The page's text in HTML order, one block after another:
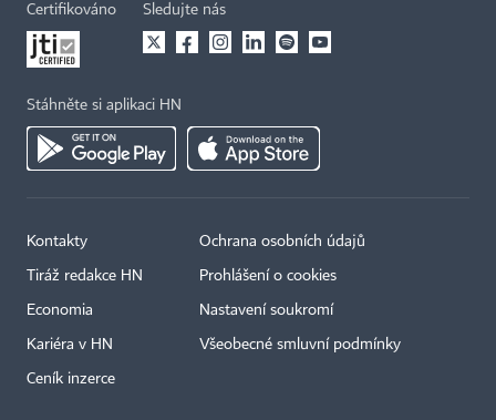
Certifikováno Sledujte nás
Stáhněte si aplikaci HN
Kontakty
Tiráž redakce HN
Economia
Kariéra v HN
Ceník inzerce
Ochrana osobních údajů
Prohlášení o cookies
Nastavení soukromí
Všeobecné smluvní podmínky